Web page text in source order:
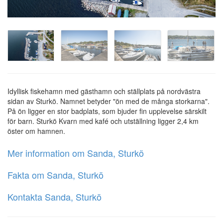
Idyllisk fiskehamn med gästhamn och ställplats på nordvästra
sidan av Sturkö. Namnet betyder "ön med de många storkarna".
På ön ligger en stor badplats, som bjuder fin upplevelse särskilt
för barn. Sturkö Kvarn med kafé och utställning ligger 2,4 km
öster om hamnen.
Mer information om Sanda, Sturkö
Fakta om Sanda, Sturkö
Kontakta Sanda, Sturkö